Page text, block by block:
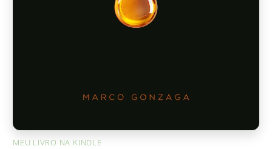
MEU LIVRO NA KINDLE